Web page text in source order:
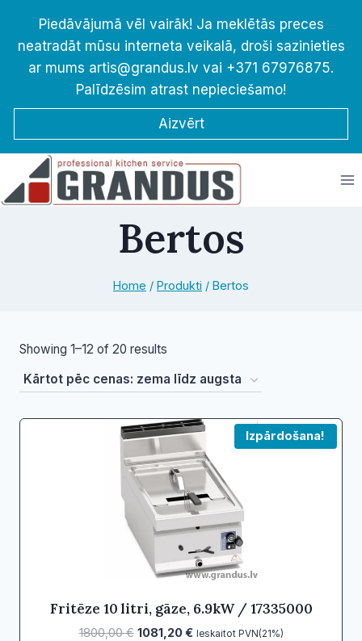
content
Piedāvājumā vēl vairāk! Ja meklētās preces
neatradāt mūsu interneta veikalā, droši sazinieties
ar mums artis@grandus.lv vai +371 67976875.
Palīdzēsim atrast nepieciešamo!
Aizvērt
Bertos
Home / Produkti / Bertos
Showing 1–12 of 20 results
by
price:
low
high
Izpārdošana!
Fritēze 10 litri, gāze, 6.9kW / 17335000
1800,00€ Original
1081,20€Current
Ieskaitot PVN(21%)